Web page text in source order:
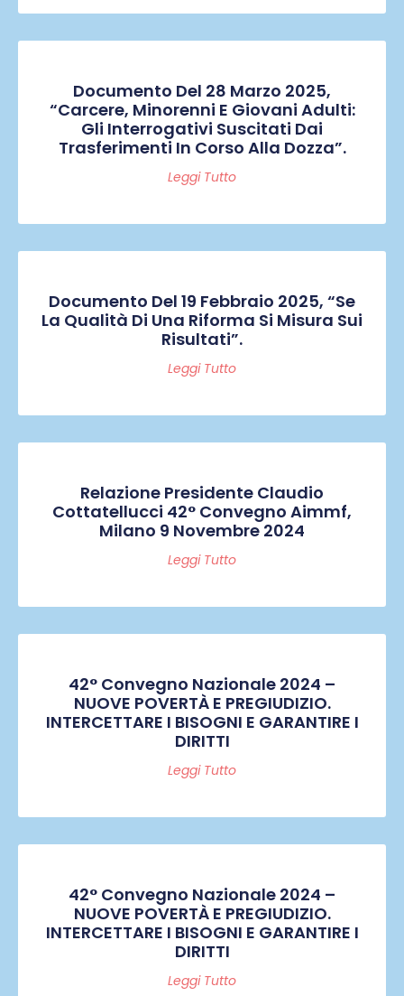
Documento Del 28 Marzo 2025,
“Carcere, Minorenni E Giovani Adulti:
Gli Interrogativi Suscitati Dai
Trasferimenti In Corso Alla Dozza”.
Leggi Tutto
Documento Del 19 Febbraio 2025, “Se
La Qualità Di Una Riforma Si Misura Sui
Risultati”.
Leggi Tutto
Relazione Presidente Claudio
Cottatellucci 42° Convegno Aimmf,
Milano 9 Novembre 2024
Leggi Tutto
42° Convegno Nazionale 2024 –
NUOVE POVERTÀ E PREGIUDIZIO.
INTERCETTARE I BISOGNI E GARANTIRE I
DIRITTI
Leggi Tutto
42° Convegno Nazionale 2024 –
NUOVE POVERTÀ E PREGIUDIZIO.
INTERCETTARE I BISOGNI E GARANTIRE I
DIRITTI
Leggi Tutto